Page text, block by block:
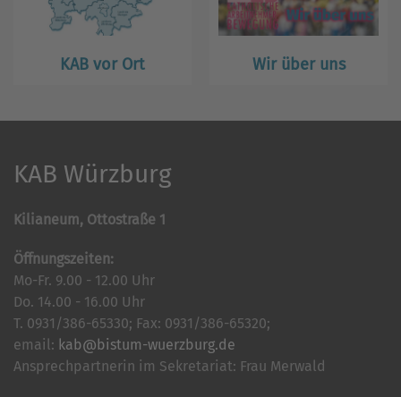
KAB vor Ort Wir über uns
KAB Würzburg
Kilianeum, Ottostraße 1
Öffnungszeiten:
Mo-Fr. 9.00 - 12.00 Uhr
Do. 14.00 - 16.00 Uhr
T. 0931/386-65330; Fax: 0931/386-65320;
email: kab@bistum-wuerzburg.de
Ansprechpartnerin im Sekretariat: Frau Merwald